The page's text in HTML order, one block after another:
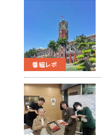
番組レポ